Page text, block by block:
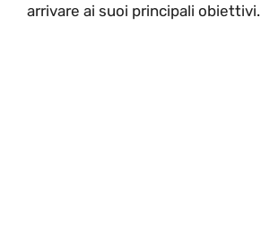
arrivare ai suoi principali obiettivi.